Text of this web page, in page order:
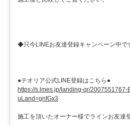
◆只今LINEお友達登録キャンペーン中
●テオリア公式LINE登録はこちら●
https://s.lmes.jp/landing-qr/2007551767-
uLand=gnfGx3
施工を頂いたオーナー様でラインお友達